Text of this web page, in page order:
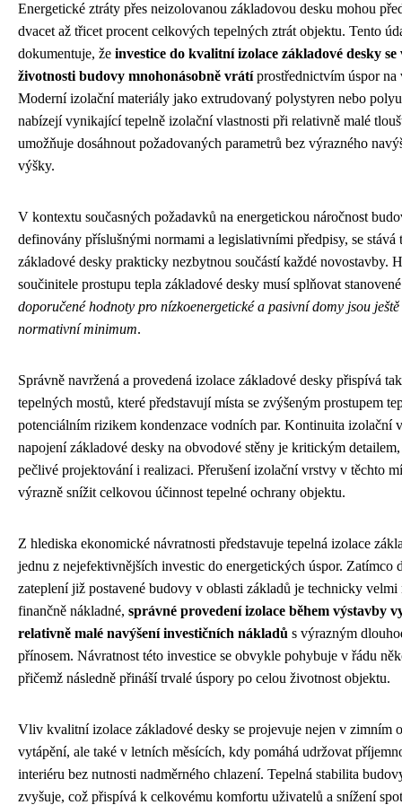
Energetické ztráty přes neizolovanou základovou desku mohou
dvacet až třicet procent celkových tepelných ztrát objektu. Tento
dokumentuje, že investice do kvalitní izolace základové desky
životnosti budovy mnohonásobně vrátíprostřednictvím úspor na
Moderní izolační materiály jako extrudovaný polystyren nebo
nabízejí vynikající tepelně izolační vlastnosti při relativně malé
umožňuje dosáhnout požadovaných parametrů bez výrazného
výšky.
V kontextu současných požadavků na energetickou náročnost
definovány příslušnými normami a legislativními předpisy, se stává
základové desky prakticky nezbytnou součástí každé novostavby.
součinitele prostupu tepla základové desky musí splňovat
doporučené hodnoty pro nízkoenergetické a pasivní domy jsou
normativní minimum.
Správně navržená a provedená izolace základové desky přispívá
tepelných mostů, které představují místa se zvýšeným prostupem
potenciálním rizikem kondenzace vodních par. Kontinuita izolační
napojení základové desky na obvodové stěny je kritickým
pečlivé projektování i realizaci. Přerušení izolační vrstvy v těchto
výrazně snížit celkovou účinnost tepelné ochrany objektu.
Z hlediska ekonomické návratnosti představuje tepelná izolace
jednu z nejefektivnějších investic do energetických úspor. Zatímco
zateplení již postavené budovy v oblasti základů je technicky velmi
finančně nákladné, správné provedení izolace během výstavby
relativně malé navýšení investičních nákladů s výrazným
přínosem. Návratnost této investice se obvykle pohybuje v řádu
přičemž následně přináší trvalé úspory po celou životnost objektu.
Vliv kvalitní izolace základové desky se projevuje nejen v zimním
vytápění, ale také v letních měsících, kdy pomáhá udržovat
interiéru bez nutnosti nadměrného chlazení. Tepelná stabilita
zvyšuje, což přispívá k celkovému komfortu uživatelů a snížení